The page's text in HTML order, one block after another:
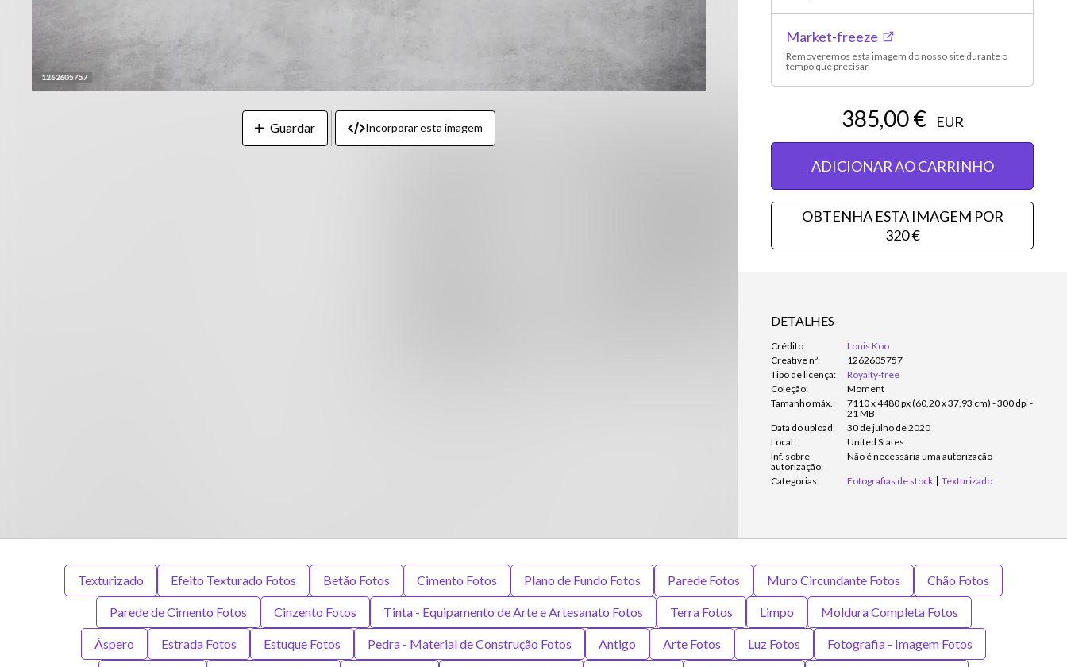
Guardar Incorporar esta imagem
Market-freeze
Removeremos esta imagem do nosso site durante o
tempo que precisar.
385,00 € EUR
ADICIONAR AO CARRINHO
OBTENHA ESTA IMAGEM POR
320 €
DETALHES
Crédito:
Louis Koo
Creative nº:
1262605757
Tipo de licença:
Royalty-free
Coleção:
Moment
Tamanho máx.:
7110 x 4480 px (60,20 x 37,93 cm) - 300 dpi -
21 MB
Data do upload:
30 de julho de 2020
Local:
United States
Inf. sobre
autorização:
Não é necessária uma autorização
Categorias: Fotografias de stock Texturizado
Texturizado Efeito Texturado Fotos Betão Fotos Cimento Fotos Plano de Fundo Fotos Parede Fotos Muro Circundante Fotos Chão Fotos
Parede de Cimento Fotos Cinzento Fotos Tinta - Equipamento de Arte e Artesanato Fotos Terra Fotos Limpo Moldura Completa Fotos
Áspero Estrada Fotos Estuque Fotos Pedra - Material de Construção Fotos Antigo Arte Fotos Luz Fotos Fotografia - Imagem Fotos